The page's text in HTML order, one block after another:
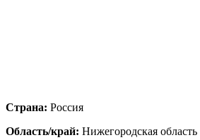
Страна: Россия
Область/край: Нижегородская область